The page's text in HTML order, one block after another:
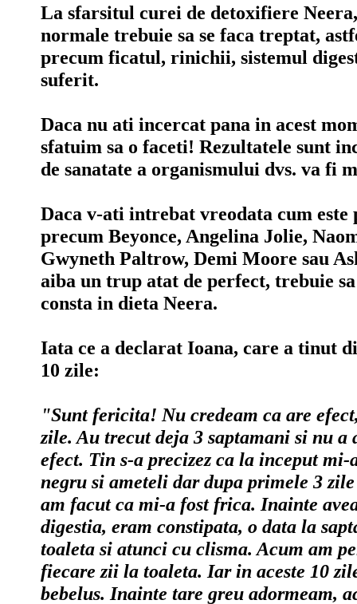
La sfarsitul curei de detoxifiere
normale trebuie sa se faca treptat,
precum ficatul, rinichii, sistemul
suferit.
Daca nu ati incercat pana in acest
sfatuim sa o faceti! Rezultatele sunt
de sanatate a organismului dvs. va fi
Daca v-ati intrebat vreodata cum este
precum Beyonce, Angelina Jolie,
Gwyneth Paltrow, Demi Moore sau
aiba un trup atat de perfect, trebuie
consta in dieta Neera.
Iata ce a declarat Ioana, care a tinut
10 zile:
"Sunt fericita! Nu credeam ca are
zile. Au trecut deja 3 saptamani si nu a
efect. Tin s-a precizez ca la inceput mi-
negru si ameteli dar dupa primele 3
am facut ca mi-a fost frica. Inainte
digestia, eram constipata, o data la
toaleta si atunci cu clisma. Acum am
fiecare zii la toaleta. Iar in aceste 10
bebelus. Inainte tare greu adormeam,